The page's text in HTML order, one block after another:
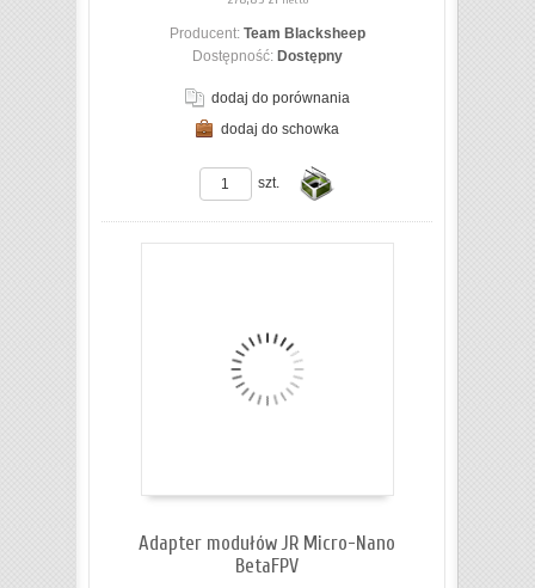
Producent: Team Blacksheep
Dostępność: Dostępny
dodaj do porównania
dodaj do schowka
szt.
Adapter modułów JR Micro-Nano
BetaFPV